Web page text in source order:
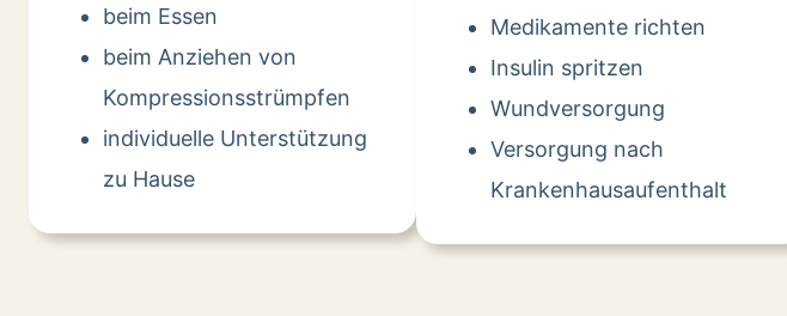
beim Essen
beim Anziehen von
Kompressionsstrümpfen
individuelle Unterstützung
zu Hause
Medikamente richten
Insulin spritzen
Wundversorgung
Versorgung nach
Krankenhausaufenthalt